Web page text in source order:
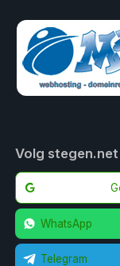
Volg stegen.net
WhatsApp
Telegram